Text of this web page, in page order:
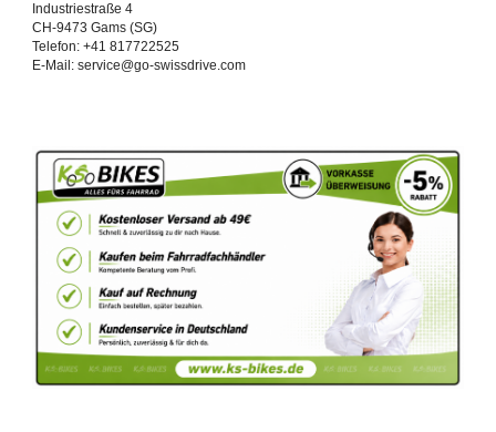
Industriestraße 4
CH-9473 Gams (SG)
Telefon: +41 817722525
E-Mail: service@go-swissdrive.com